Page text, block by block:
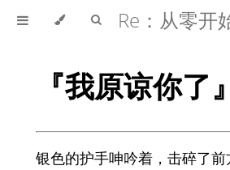
『我原谅你了』
银色的护手呻吟着，击碎了